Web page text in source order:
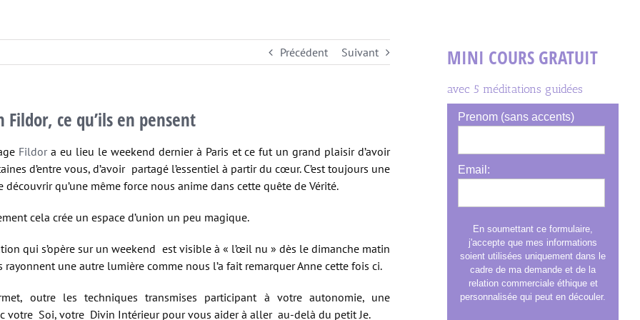
Précédent Suivant
Fildor, ce qu’ils en pensent
Fildor a eu lieu le weekend dernier à Paris et ce fut un grand plaisir d’avoir
d’entre vous, d’avoir partagé l’essentiel à partir du cœur. C’est toujours une
découvrir qu’une même force nous anime dans cette quête de Vérité.
cela crée un espace d’union un peu magique.
qui s’opère sur un weekend est visible à « l’œil nu » dès le dimanche matin
rayonnent une autre lumière comme nous l’a fait remarquer Anne cette fois ci.
outre les techniques transmises participant à votre autonomie, une
votre Soi, votre Divin Intérieur pour vous aider à aller au-delà du petit Je.
MINI COURS GRATUIT
avec 5 méditations guidées
Prenom (sans accents)
Email:
En soumettant ce formulaire,
j'accepte que mes informations
soient utilisées uniquement dans le
cadre de ma demande et de la
relation commerciale éthique et
personnalisée qui peut en découler.